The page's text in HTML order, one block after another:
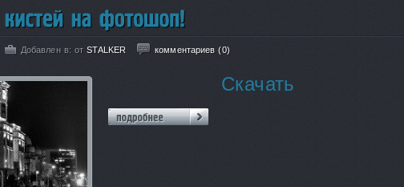
Добавлен в:отSTALKER комментариев (0)
Скачать